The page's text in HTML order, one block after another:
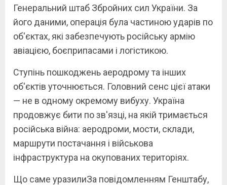
Генеральний штаб Збройних сил України. За
його даними, операція була частиною ударів по
об'єктах, які забезпечують російську армію
авіацією, боєприпасами і логістикою.
Ступінь пошкоджень аеродрому та інших
об'єктів уточнюється. Головний сенс цієї атаки
— не в одному окремому вибуху. Україна
продовжує бити по зв'язці, на якій тримається
російська війна: аеродроми, мости, склади,
маршрути постачання і військова
інфраструктура на окупованих територіях.
Що саме уразилиЗа повідомленням Генштабу,